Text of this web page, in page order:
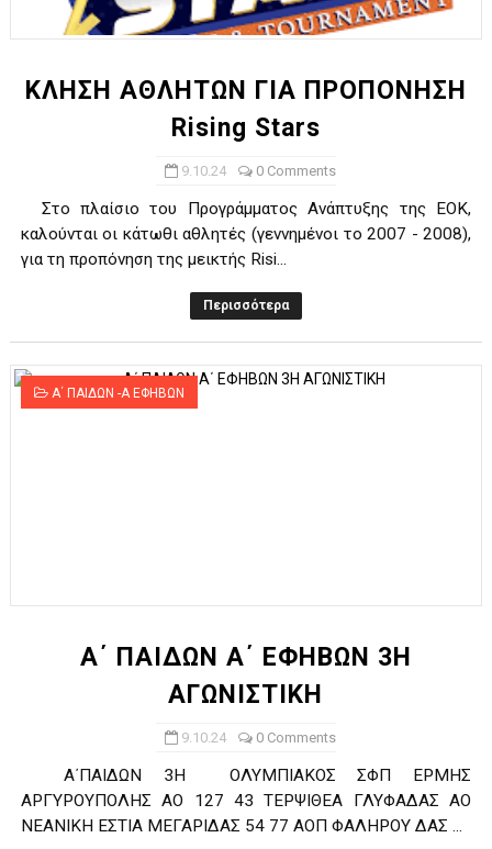
ΧΡΟΝΙΑ ΠΟΛΛΑ ΣΤΟ ΕΛΛΗΝΙΚΟ ΜΠΑΣΚΕΤ : 39Η ΕΠΕΤΕΙΟΣ ΑΠΟ
Ο δρόμος για τον 29ο τελικό κυπέλλου ανδρών ΕΣΚΑΝΑ
U21: Τεράστια πρόκριση για τον Πανελευσινιακό στον
Γ΄ανδρών play offs : "Σκληρό" καρύδι η Φιλία Περάματος
Play off B εφήβων Β φάση Στο f4 ΑΕ Ρέντη, Πέρα , Ερμής
ΚΛΗΣΗ ΑΘΛΗΤΩΝ ΓΙΑ ΠΡΟΠΟΝΗΣΗ
Rising Stars
9.10.24 0 Comments
Στο πλαίσιο του Προγράμματος Ανάπτυξης της ΕΟΚ,
καλούνται οι κάτωθι αθλητές (γεννημένοι το 2007 - 2008),
για τη προπόνηση της μεικτής Risi...
Περισσότερα
Α΄ ΠΑΙΔΩΝ -Α ΕΦΗΒΩΝ
Α΄ ΠΑΙΔΩΝ Α΄ ΕΦΗΒΩΝ 3Η
ΑΓΩΝΙΣΤΙΚΗ
9.10.24 0 Comments
Α΄ΠΑΙΔΩΝ 3Η ΟΛΥΜΠΙΑΚΟΣ ΣΦΠ ΕΡΜΗΣ
ΑΡΓΥΡΟΥΠΟΛΗΣ ΑΟ 127 43 ΤΕΡΨΙΘΕΑ ΓΛΥΦΑΔΑΣ ΑΟ
ΝΕΑΝΙΚΗ ΕΣΤΙΑ ΜΕΓΑΡΙΔΑΣ 54 77 ΑΟΠ ΦΑΛΗΡΟΥ ΔΑΣ ...